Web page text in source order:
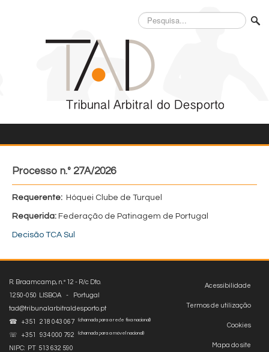
Pesquisa...
Processo n.º 27A/2026
Requerente: Hóquei Clube de Turquel
Requerida: Federação de Patinagem de Portugal
Decisão TCA Sul
Acessibilidade
Termos de utilização
Cookies
Mapa do site
R. Braamcamp, n.º 12 - R/c Dto.
1250-050 LISBOA - Portugal
tad@tribunalarbitraldesporto.pt
☎ +351 218 043 067
(chamada para a rede fixa nacional)
☏ +351 934 000 792 (chamada para a móvel nacional)
NIPC: PT 513 632 590